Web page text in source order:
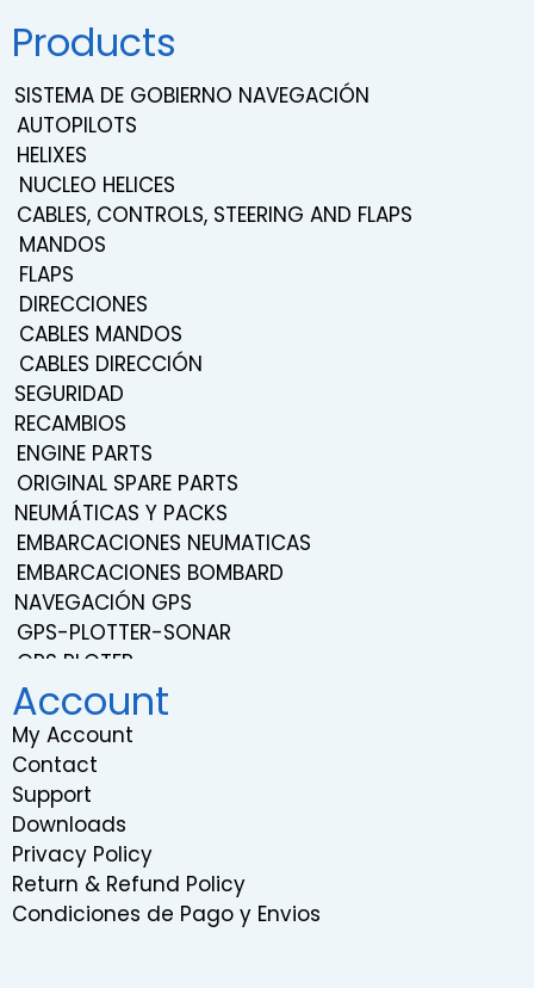
Products
SISTEMA DE GOBIERNO NAVEGACIÓN
AUTOPILOTS
HELIXES
NUCLEO HELICES
CABLES, CONTROLS, STEERING AND FLAPS
MANDOS
FLAPS
DIRECCIONES
CABLES MANDOS
CABLES DIRECCIÓN
SEGURIDAD
RECAMBIOS
ENGINE PARTS
ORIGINAL SPARE PARTS
NEUMÁTICAS Y PACKS
EMBARCACIONES NEUMATICAS
EMBARCACIONES BOMBARD
NAVEGACIÓN GPS
GPS-PLOTTER-SONAR
GPS PLOTER
NAVEGACIÓN
TRANSDUCERS
PROBES
SISTEMA DE SONIDO Y ENTRETENIMIENTO
VHF RADIOS
RADARS
INSTRUMENTATION
RELOJES EMBARCACIONES
COMPÁS DE BARCO
Account
My Account
Contact
Support
Downloads
Privacy Policy
Return & Refund Policy
Condiciones de Pago y Envios